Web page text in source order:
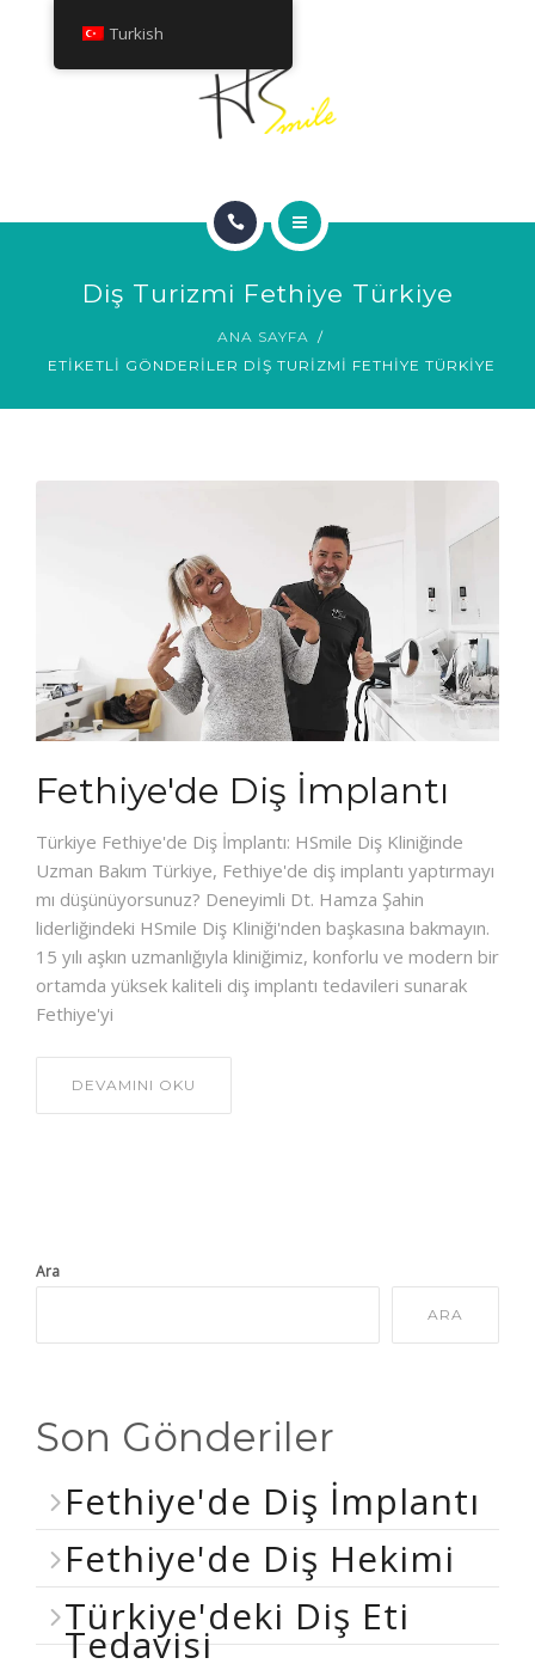
HAKKINDA
GÜLÜMSEME GALERISI
HAKKINDA
İLETIŞIM
Diş Turizmi Fethiye Türkiye
ANA SAYFA
ETIKETLI GÖNDERILER DIŞ TURIZMI FETHIYE TÜRKIYE
Fethiye'de Diş İmplantı
Türkiye Fethiye'de Diş İmplantı: HSmile Diş Kliniğinde
Uzman Bakım Türkiye, Fethiye'de diş implantı yaptırmayı
mı düşünüyorsunuz? Deneyimli Dt. Hamza Şahin
liderliğindeki HSmile Diş Kliniği'nden başkasına bakmayın.
15 yılı aşkın uzmanlığıyla kliniğimiz, konforlu ve modern bir
ortamda yüksek kaliteli diş implantı tedavileri sunarak
Fethiye'yi
DEVAMINI OKU
Ara
ARA
Son Gönderiler
Fethiye'de Diş İmplantı
Fethiye'de Diş Hekimi
Türkiye'deki Diş Eti
Tedavisi
Turkish